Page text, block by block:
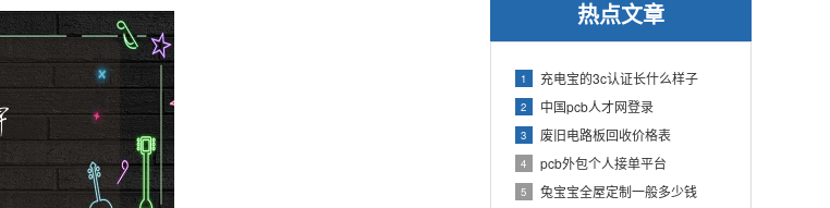
热点文章
1 充电宝的3c认证长什么样子
2 中国pcb人才网登录
3 废旧电路板回收价格表
4 pcb外包个人接单平台
5 兔宝宝全屋定制一般多少钱